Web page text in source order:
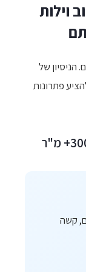
וילות
הניסיון של
פתרונות
קשה